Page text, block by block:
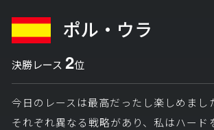
ポル・ウラ
決勝レース 2位
今日のレースは最高だったし楽しめまし
それぞれ異なる戦略があり、私はハード